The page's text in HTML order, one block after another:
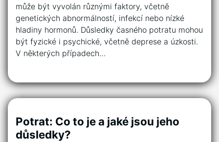
může být vyvolán různými faktory, včetně
genetických abnormálností, infekcí nebo nízké
hladiny hormonů. Důsledky časného potratu mohou
být fyzické i psychické, včetně deprese a úzkosti.
V některých případech…
Potrat: Co to je a jaké jsou jeho
důsledky?